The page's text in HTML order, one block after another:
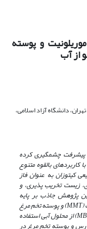
و پوسته
از آب
دانشگاه آزاد اسلامی،
چشمگیری کرده
بالقوه متنوع
کیتوزان به­ عنوان فاز
زیست­ تخریب پذیری، و
پژوهش جاذب بر پایه
کامپوزیت کیتوزان حاوی رس مونت­موریلونیت (MMT) و پوسته تخم ­مرغ
با الهام از طبیعت برای حذف رنگ متیلن بلو (MB) از محلول آبی استفاده